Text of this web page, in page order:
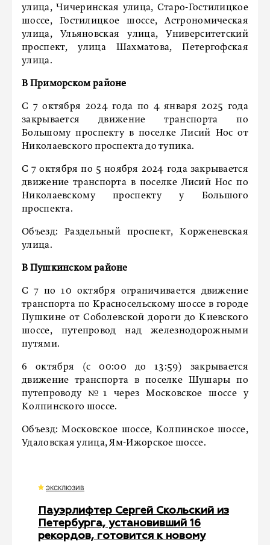
улица, Чичеринская улица, Старо-Гостилицкое
шоссе, Гостилицкое шоссе, Астрономическая
улица, Ульяновская улица, Университетский
проспект, улица Шахматова, Петергофская
улица.
В Приморском районе
С 7 октября 2024 года по 4 января 2025 года
закрывается движение транспорта по
Большому проспекту в поселке Лисий Нос от
Николаевского проспекта до тупика.
С 7 октября по 5 ноября 2024 года закрывается
движение транспорта в поселке Лисий Нос по
Николаевскому проспекту у Большого
проспекта.
Объезд: Раздельный проспект, Корженевская
улица.
В Пушкинском районе
С 7 по 10 октября ограничивается движение
транспорта по Красносельскому шоссе в городе
Пушкине от Соболевской дороги до Киевского
шоссе, путепровод над железнодорожными
путями.
6 октября (с 00:00 до 13:59) закрывается
движение транспорта в поселке Шушары по
путепроводу №1 через Московское шоссе у
Колпинского шоссе.
Объезд: Московское шоссе, Колпинское шоссе,
Удаловская улица, Ям-Ижорское шоссе.
ЭКСКЛЮЗИВ
Пауэрлифтер Сергей Скольский из
Петербурга, установивший 16
рекордов, готовится к новому